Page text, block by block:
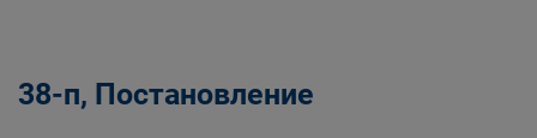
38-п, Постановление